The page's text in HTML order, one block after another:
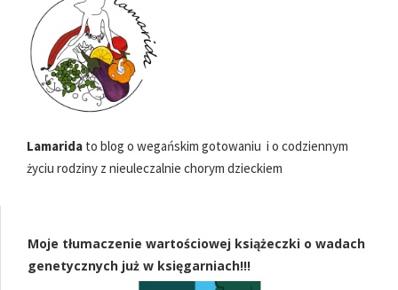
Lamarida to blog o wegańskim gotowaniu i o codziennym
życiu rodziny z nieuleczalnie chorym dzieckiem
Moje tłumaczenie wartościowej książeczki o wadach
genetycznych już w księgarniach!!!